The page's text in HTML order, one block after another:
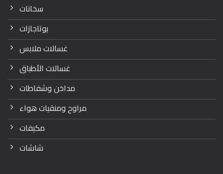
سخانات
بوتاجازات
غسالات ملابس
غسالات الأطباق
مداخن وشفاطات
مراوح ومنقيات هواء
مكيفات
شاشات